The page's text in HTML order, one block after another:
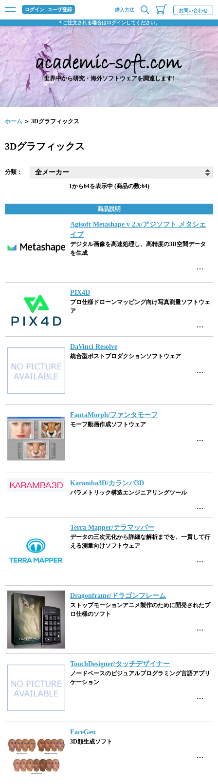
ログイン ユーザ登録
＊ご注文される場合はログインしてください。
購入方法 お問い合わせ
世界中から研究・海外ソフトウェアを調達します!
ホーム ＞ 3Dグラフィックス
3Dグラフィックス
分類：
1から64を表示中 (商品の数:64)
商品説明
Agisoft Metashape v 2.x/アジソフト メタシェ
イプ
デジタル画像を高速処理し、高精度の3D空間データ
を生成
…
PIX4D
プロ仕様ドローンマッピング向け写真測量ソフトウェ
ア
…
DaVinci Resolve
統合型ポストプロダクションソフトウェア
…
FantaMorph/ファンタモーフ
モーフ動画作成ソフトウェア
…
Karamba3D/カランバ3D
パラメトリック構造エンジニアリングツール
…
Terra Mapper/テラマッパー
データの三次元化から詳細な解析までを、一貫して行
える測量向けソフトウェア
…
Dragonframe/ドラゴンフレーム
ストップモーションアニメ製作のために開発されたプ
ロ仕様のソフト
…
TouchDesigner/タッチデザイナー
ノードベースのビジュアルプログラミング言語アプリ
ケーション
…
FaceGen
3D顔生成ソフト
…